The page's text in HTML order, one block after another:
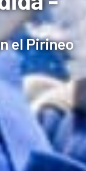
el Pirineo